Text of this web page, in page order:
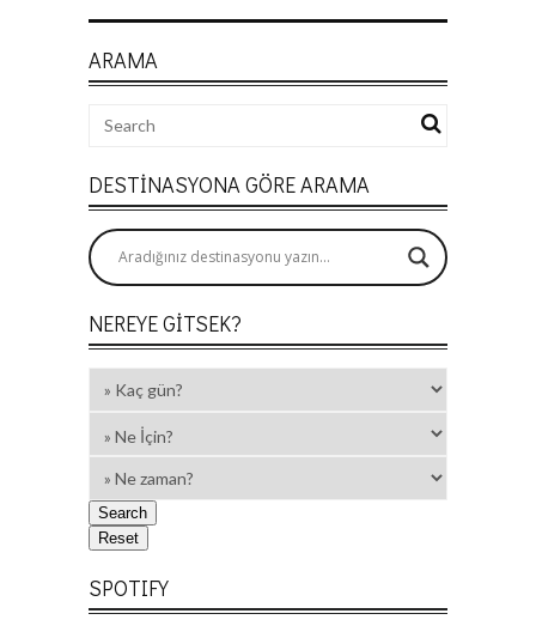
ARAMA
DESTINASYONA GÖRE ARAMA
NEREYE GITSEK?
SPOTIFY